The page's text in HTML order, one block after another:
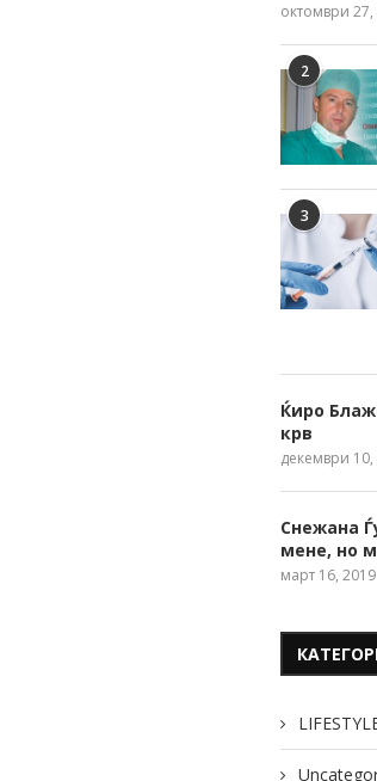
октомври 27,
2
3
Ќиро
крв
декември 10,
Снежана
мене, но
март 16, 2019